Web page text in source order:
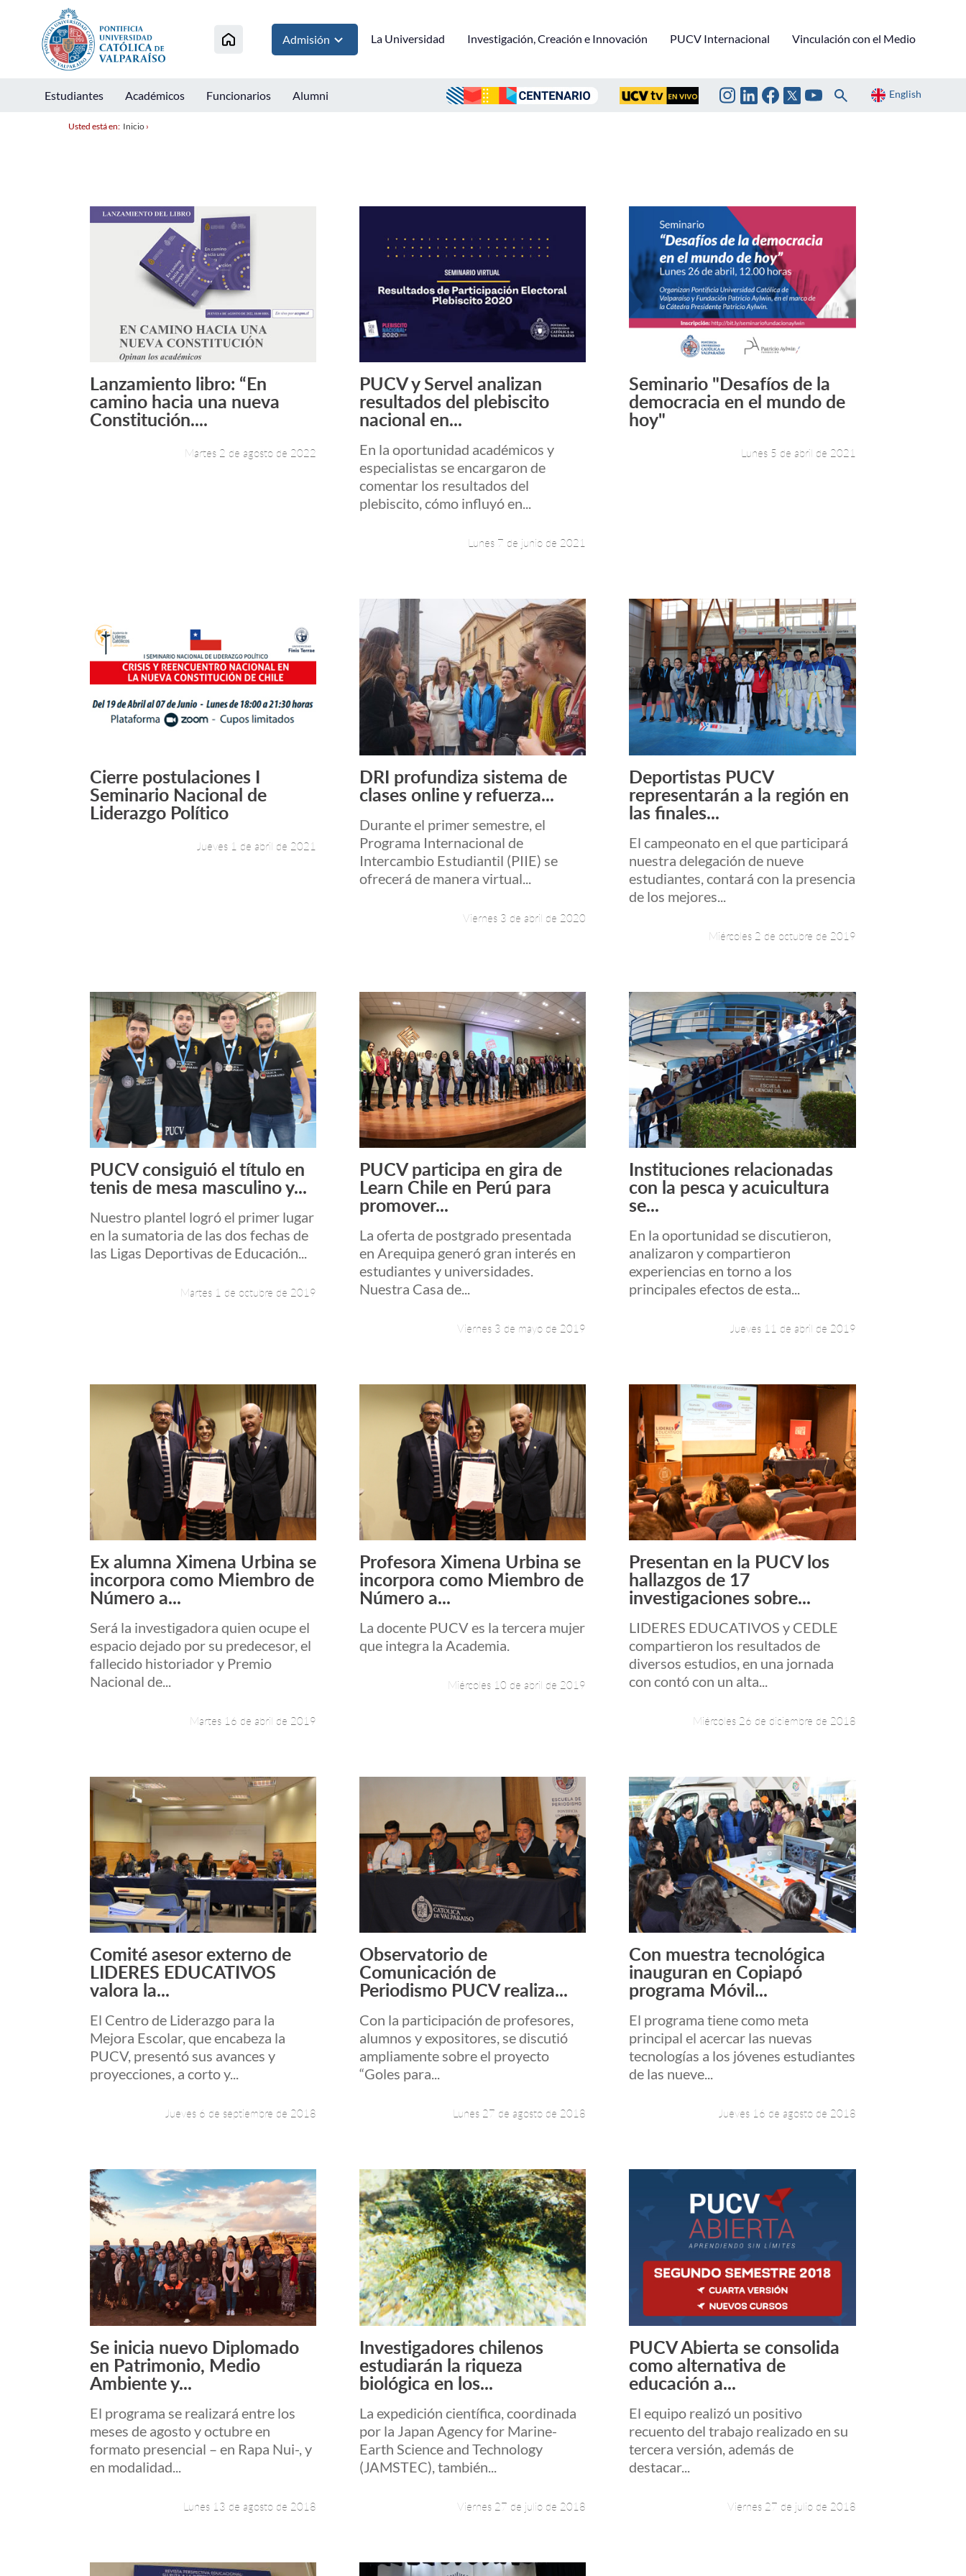
Admisión La Universidad Investigación, Creación e Innovación PUCV Internacional Vinculación con el Medio
Estudiantes Académicos Funcionarios Alumni English
Usted está en: Inicio›
Leer más +
Lanzamiento libro: “En
camino hacia una nueva
Constitución....
Martes 2 de agosto de 2022
Leer más +
PUCV y Servel analizan
resultados del plebiscito
nacional en...
En la oportunidad académicos y
especialistas se encargaron de
comentar los resultados del
plebiscito, cómo influyó en...
Lunes 7 de junio de 2021
Leer más +
Seminario "Desafíos de la
democracia en el mundo de
hoy"
Lunes 5 de abril de 2021
Leer más +
Cierre postulaciones I
Seminario Nacional de
Liderazgo Político
Jueves 1 de abril de 2021
Leer más +
DRI profundiza sistema de
clases online y refuerza...
Durante el primer semestre, el
Programa Internacional de
Intercambio Estudiantil (PIIE) se
ofrecerá de manera virtual...
Viernes 3 de abril de 2020
Leer más +
Deportistas PUCV
representarán a la región en
las finales...
El campeonato en el que participará
nuestra delegación de nueve
estudiantes, contará con la presencia
de los mejores...
Miércoles 2 de octubre de 2019
Leer más +
PUCV consiguió el título en
tenis de mesa masculino y...
Nuestro plantel logró el primer lugar
en la sumatoria de las dos fechas de
las Ligas Deportivas de Educación...
Martes 1 de octubre de 2019
Leer más +
PUCV participa en gira de
Learn Chile en Perú para
promover...
La oferta de postgrado presentada
en Arequipa generó gran interés en
estudiantes y universidades.
Nuestra Casa de...
Viernes 3 de mayo de 2019
Leer más +
Instituciones relacionadas
con la pesca y acuicultura
se...
En la oportunidad se discutieron,
analizaron y compartieron
experiencias en torno a los
principales efectos de esta...
Jueves 11 de abril de 2019
Leer más +
Ex alumna Ximena Urbina se
incorpora como Miembro de
Número a...
Será la investigadora quien ocupe el
espacio dejado por su predecesor, el
fallecido historiador y Premio
Nacional de...
Martes 16 de abril de 2019
Leer más +
Profesora Ximena Urbina se
incorpora como Miembro de
Número a...
La docente PUCV es la tercera mujer
que integra la Academia.
Miércoles 10 de abril de 2019
Leer más +
Presentan en la PUCV los
hallazgos de 17
investigaciones sobre...
LIDERES EDUCATIVOS y CEDLE
compartieron los resultados de
diversos estudios, en una jornada
con contó con un alta...
Miércoles 26 de diciembre de 2018
Leer más +
Comité asesor externo de
LIDERES EDUCATIVOS
valora la...
El Centro de Liderazgo para la
Mejora Escolar, que encabeza la
PUCV, presentó sus avances y
proyecciones, a corto y...
Jueves 6 de septiembre de 2018
Observatorio de
Comunicación de
Periodismo PUCV realiza...
Con la participación de profesores,
alumnos y expositores, se discutió
ampliamente sobre el proyecto
“Goles para...
Lunes 27 de agosto de 2018
Leer más +
Con muestra tecnológica
inauguran en Copiapó
programa Móvil...
El programa tiene como meta
principal el acercar las nuevas
tecnologías a los jóvenes estudiantes
de las nueve...
Jueves 16 de agosto de 2018
Leer más +
Se inicia nuevo Diplomado
en Patrimonio, Medio
Ambiente y...
El programa se realizará entre los
meses de agosto y octubre en
formato presencial – en Rapa Nui-, y
en modalidad...
Lunes 13 de agosto de 2018
Leer más +
Investigadores chilenos
estudiarán la riqueza
biológica en los...
La expedición científica, coordinada
por la Japan Agency for Marine-
Earth Science and Technology
(JAMSTEC), también...
Viernes 27 de julio de 2018
Leer más +
PUCV Abierta se consolida
como alternativa de
educación a...
El equipo realizó un positivo
recuento del trabajo realizado en su
tercera versión, además de
destacar...
Viernes 27 de julio de 2018